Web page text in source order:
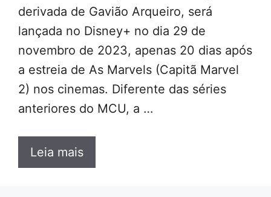
derivada de Gavião Arqueiro, será
lançada no Disney+ no dia 29 de
novembro de 2023, apenas 20 dias após
a estreia de As Marvels (Capitã Marvel
2) nos cinemas. Diferente das séries
anteriores do MCU, a …
Leia mais